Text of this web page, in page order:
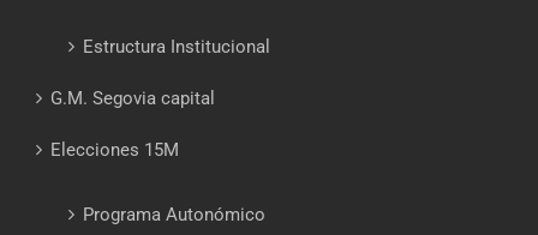
Estructura Institucional
G.M. Segovia capital
Elecciones 15M
Programa Autonómico